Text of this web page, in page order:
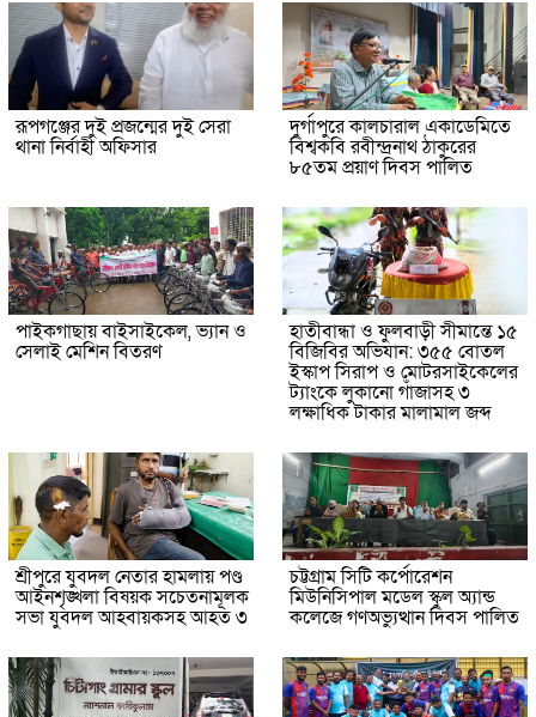
রূপগঞ্জের দুই প্রজন্মের দুই সেরা
থানা নির্বাহী অফিসার
দুর্গাপুরে কালচারাল একাডেমিতে
বিশ্বকবি রবীন্দ্রনাথ ঠাকুরের
৮৫তম প্রয়াণ দিবস পালিত
পাইকগাছায় বাইসাইকেল, ভ্যান ও
সেলাই মেশিন বিতরণ
হাতীবান্ধা ও ফুলবাড়ী সীমান্তে ১৫
বিজিবির অভিযান: ৩৫৫ বোতল
ইস্কাপ সিরাপ ও মোটরসাইকেলের
ট্যাংকে লুকানো গাঁজাসহ ৩
লক্ষাধিক টাকার মালামাল জব্দ
শ্রীপুরে যুবদল নেতার হামলায় পণ্ড
আইনশৃঙ্খলা বিষয়ক সচেতনামূলক
সভা যুবদল আহবায়কসহ আহত ৩
চট্টগ্রাম সিটি কর্পোরেশন
মিউনিসিপাল মডেল স্কুল অ্যান্ড
কলেজে গণঅভ্যুত্থান দিবস পালিত